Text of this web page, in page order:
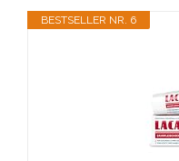
BESTSELLER NR. 6